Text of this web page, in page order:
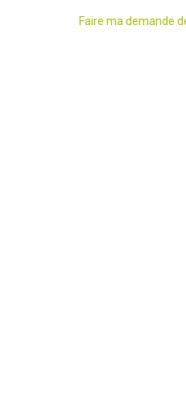
Faire ma demande